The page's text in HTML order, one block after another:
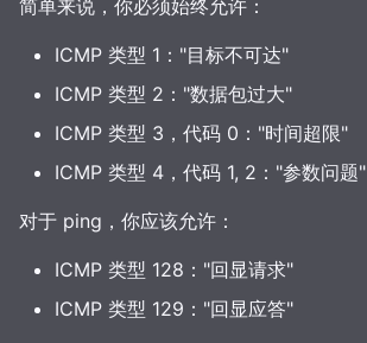
简单来说，你必须始终允许：
ICMP 类型 1："目标不可达"
ICMP 类型 2："数据包过大"
ICMP 类型 3，代码 0："时间超限"
ICMP 类型 4，代码 1, 2："参数问题"
对于 ping，你应该允许：
ICMP 类型 128："回显请求"
ICMP 类型 129："回显应答"